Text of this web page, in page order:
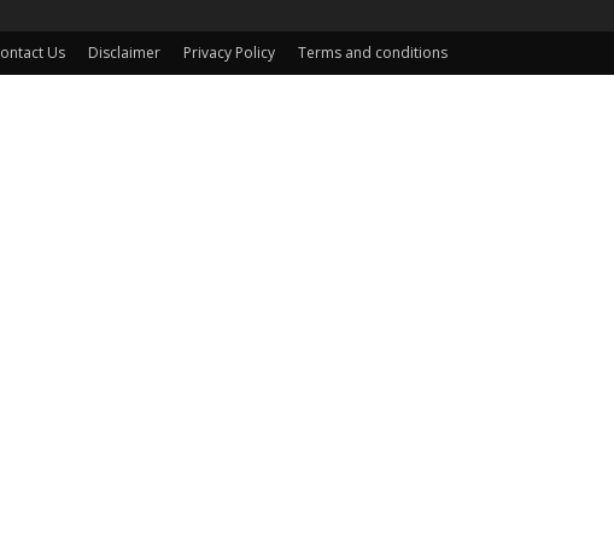
Us Disclaimer Privacy Policy Terms and conditions